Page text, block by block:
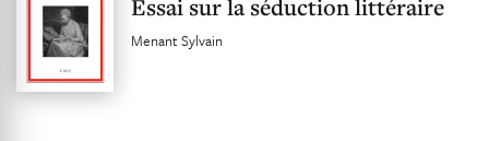
Essai sur la séduction littéraire
Menant Sylvain